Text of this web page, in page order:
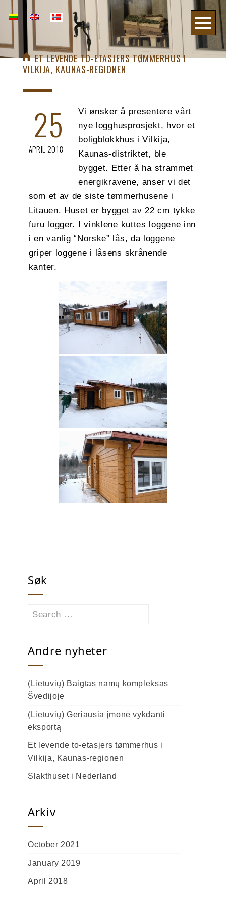
ET LEVENDE TO-ETASJERS TØMMERHUS I
VILKIJA, KAUNAS-REGIONEN
25
APRIL 2018
Vi ønsker å presentere vårt
nye logghusprosjekt, hvor et
boligblokkhus i Vilkija,
Kaunas-distriktet, ble
bygget. Etter å ha strammet
energikravene, anser vi det
som et av de siste tømmerhusene i
Litauen. Huset er bygget av 22 cm tykke
furu logger. I vinklene kuttes loggene inn
i en vanlig “Norske” lås, da loggene
griper loggene i låsens skrånende
kanter.
Søk
Search
Andre nyheter
(Lietuvių) Baigtas namų kompleksas
Švedijoje
(Lietuvių) Geriausia įmonė vykdanti
eksportą
Et levende to-etasjers tømmerhus i
Vilkija, Kaunas-regionen
Slakthuset i Nederland
Arkiv
October 2021
January 2019
April 2018